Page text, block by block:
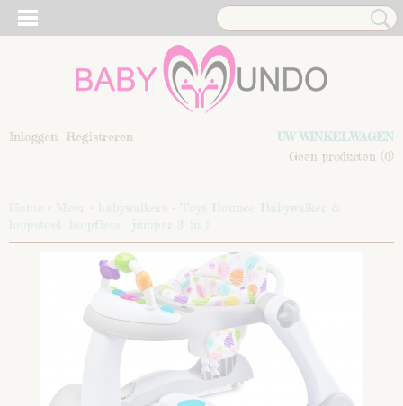
Inloggen Registreren
UW WINKELWAGEN
Geen producten (0)
Home > Meer > babywalkers > Toys Bounce Babywalker &
loopstoel- loopfiets - jumper 3 in 1